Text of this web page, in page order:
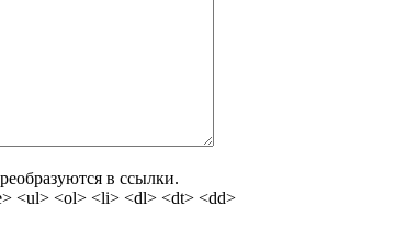
в ссылки.
<ul> <ol> <li> <dl> <dt> <dd>